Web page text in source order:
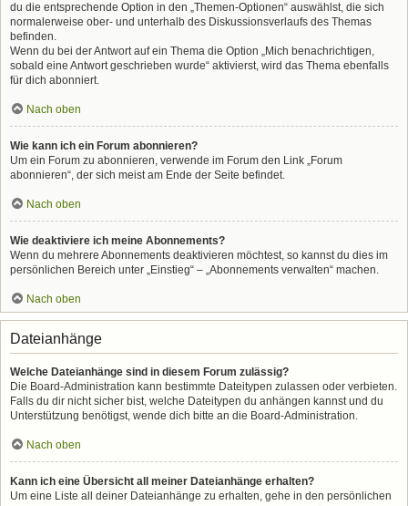
du die entsprechende Option in den „Themen-Optionen“ auswählst, die sich
normalerweise ober- und unterhalb des Diskussionsverlaufs des Themas
befinden.
Wenn du bei der Antwort auf ein Thema die Option „Mich benachrichtigen,
sobald eine Antwort geschrieben wurde“ aktivierst, wird das Thema ebenfalls
für dich abonniert.
Nach oben
Wie kann ich ein Forum abonnieren?
Um ein Forum zu abonnieren, verwende im Forum den Link „Forum
abonnieren“, der sich meist am Ende der Seite befindet.
Nach oben
Wie deaktiviere ich meine Abonnements?
Wenn du mehrere Abonnements deaktivieren möchtest, so kannst du dies im
persönlichen Bereich unter „Einstieg“ – „Abonnements verwalten“ machen.
Nach oben
Dateianhänge
Welche Dateianhänge sind in diesem Forum zulässig?
Die Board-Administration kann bestimmte Dateitypen zulassen oder verbieten.
Falls du dir nicht sicher bist, welche Dateitypen du anhängen kannst und du
Unterstützung benötigst, wende dich bitte an die Board-Administration.
Nach oben
Kann ich eine Übersicht all meiner Dateianhänge erhalten?
Um eine Liste all deiner Dateianhänge zu erhalten, gehe in den persönlichen